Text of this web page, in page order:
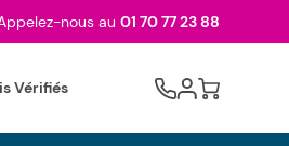
nous au 01 70 77 23 88
Vérifiés Cart